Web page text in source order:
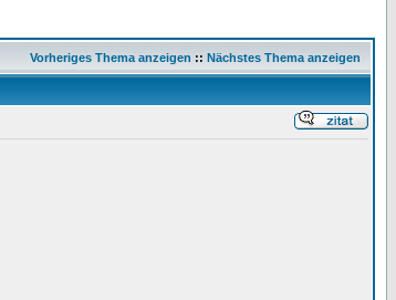
Vorheriges Thema anzeigen :: Nächstes Thema anzeigen